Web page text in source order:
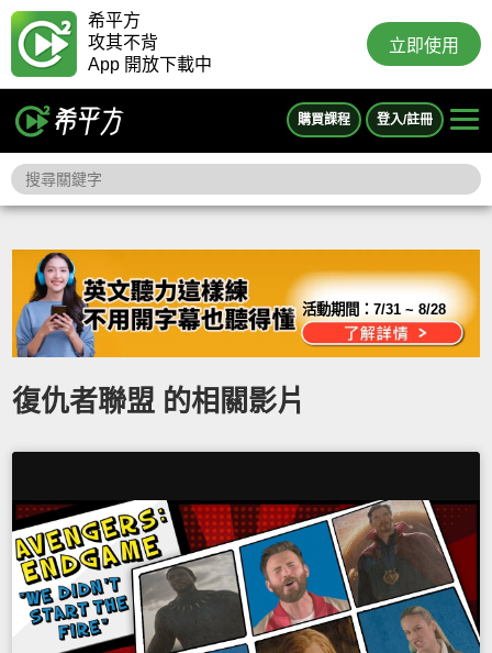
希平方
攻其不背
App 開放下載中
立即使用
購買課程 登入/註冊
活動期間：7/31 ~ 8/28
復仇者聯盟 的相關影片